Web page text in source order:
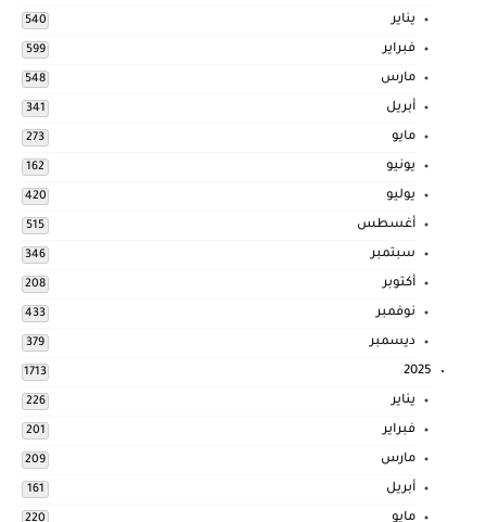
يناير 540
فبراير 599
مارس 548
أبريل 341
مايو 273
يونيو 162
يوليو 420
أغسطس 515
سبتمبر 346
أكتوبر 208
نوفمبر 433
ديسمبر 379
2025
1713
يناير 226
فبراير 201
مارس 209
أبريل 161
مايو 220